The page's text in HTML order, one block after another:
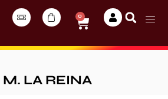
0
M. LA REINA